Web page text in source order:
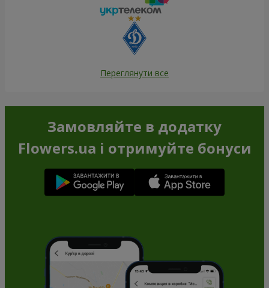
Переглянути все
Замовляйте в додатку
Flowers.ua і отримуйте бонуси